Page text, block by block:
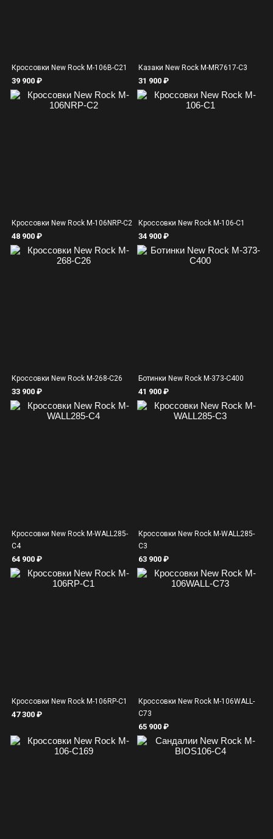
Кроссовки New Rock M-106B-C21
39 900 ₽
Казаки New Rock M-MR7617-C3
31 900 ₽
Кроссовки New Rock M-106NRP-C2
48 900 ₽
Кроссовки New Rock M-106-C1
34 900 ₽
Кроссовки New Rock M-268-C26
33 900 ₽
Ботинки New Rock M-373-C400
41 900 ₽
Кроссовки New Rock M-WALL285-
C4
64 900 ₽
Кроссовки New Rock M-WALL285-
C3
63 900 ₽
Кроссовки New Rock M-106RP-C1
47 300 ₽
Кроссовки New Rock M-106WALL-
C73
65 900 ₽